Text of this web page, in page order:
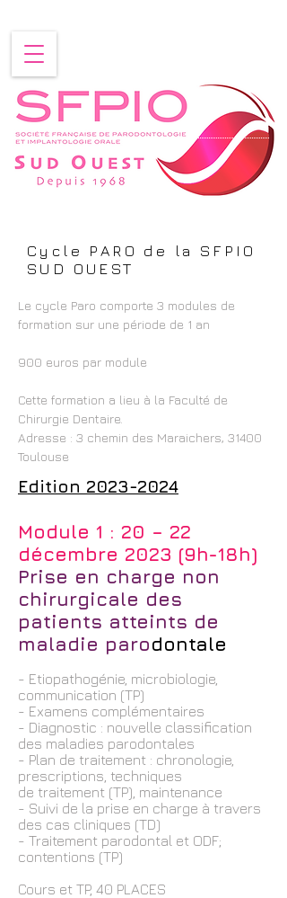
Cycle PARO de la SFPIO
SUD OUEST
Le cycle Paro comporte 3 modules de
formation sur une période de 1 an
900 euros par module
Cette formation a lieu à la Faculté de
Chirurgie Dentaire.
Adresse : 3 chemin des Maraichers, 31400
Toulouse
Edition 2023-2024
Module 1 : 20 – 22
décembre 2023 (9h-18h)
Prise en charge non
chirurgicale des
patients atteints de
maladie parodontale
- Etiopathogénie, microbiologie,
communication (TP)
- Examens complémentaires
- Diagnostic : nouvelle classification
des maladies parodontales
- Plan de traitement : chronologie,
prescriptions, techniques
de traitement (TP), maintenance
- Suivi de la prise en charge à travers
des cas cliniques (TD)
- Traitement parodontal et ODF;
contentions (TP)
Cours et TP, 40 PLACES